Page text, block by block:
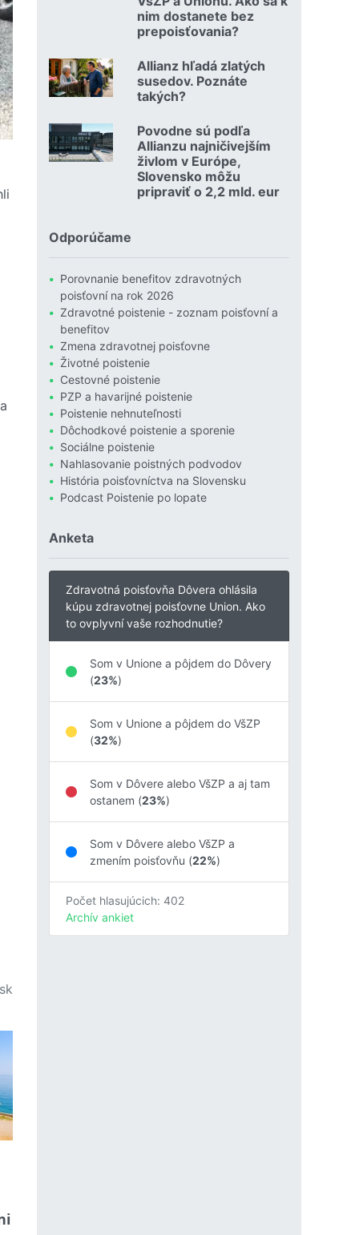
nim dostanete bez
prepoisťovania?
Allianz hľadá zlatých
susedov. Poznáte
takých?
08.07.2026 |
Povodne sú podľa
Allianzu najničivejším
živlom v Európe,
Slovensko môžu
pripraviť o 2,2 mld. eur
23.07.2026 |
Odporúčame
Porovnanie benefitov zdravotných
poisťovní na rok 2026
Zdravotné poistenie - zoznam poisťovní a
benefitov
Zmena zdravotnej poisťovne
Životné poistenie
Cestovné poistenie
PZP a havarijné poistenie
Poistenie nehnuteľnosti
Dôchodkové poistenie a sporenie
Sociálne poistenie
Nahlasovanie poistných podvodov
História poisťovníctva na Slovensku
Podcast Poistenie po lopate
Anketa
Zdravotná poisťovňa Dôvera ohlásila
kúpu zdravotnej poisťovne Union. Ako
to ovplyvní vaše rozhodnutie?
Som v Unione a pôjdem do Dôvery
(23%)
Som v Unione a pôjdem do VšZP
(32%)
Som v Dôvere alebo VšZP a aj tam
ostanem (23%)
Som v Dôvere alebo VšZP a
zmením poisťovňu (22%)
Počet hlasujúcich: 402
Archív ankiet